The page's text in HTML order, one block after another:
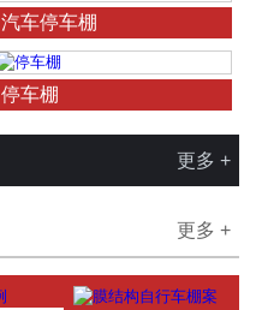
汽车停车棚
停车棚
更多 +
更多 +